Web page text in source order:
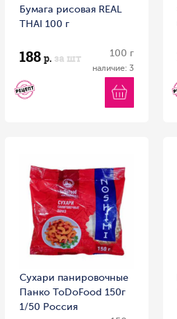
Бумага рисовая REAL
THAI 100 г
188 р. за шт 100 г
наличие: 3
Сухари панировочные
Панко ToDoFood 150г
1/50 Россия